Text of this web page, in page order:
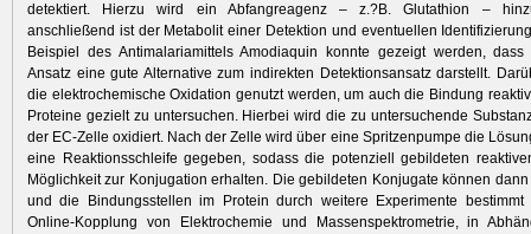
detektiert. Hierzu wird ein Abfangreagenz – z.?B. Gluta­thion –
anschließend ist der Metabolit einer Detek­tion und even­tuellen
Beispiel des Antimalariamittels Amodiaquin konnte gezeigt werden, dass
Ansatz eine gute Alternative zum in­direkten Detektionsansatz darstellt.
die elektro­chemische Oxidation genutzt werden, um auch die Bindung
Proteine gezielt zu untersuchen. Hierbei wird die zu untersuchende
der EC-Zelle oxidiert. Nach der Zelle wird über eine Spritzenpumpe die
eine Reaktionsschleife gegeben, sodass die potenziell gebildeten
Möglichkeit zur Konjugation erhalten. Die gebildeten Konjugate können
und die Bindungsstellen im Protein durch weitere Experimente
Online-Kopplung von Elektrochemie und Massenspektrometrie, in